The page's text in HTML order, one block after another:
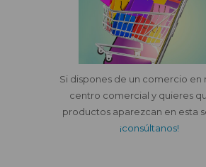
Si dispones de un comercio en
centro comercial y quieres
productos aparezcan en esta
¡consúltanos!